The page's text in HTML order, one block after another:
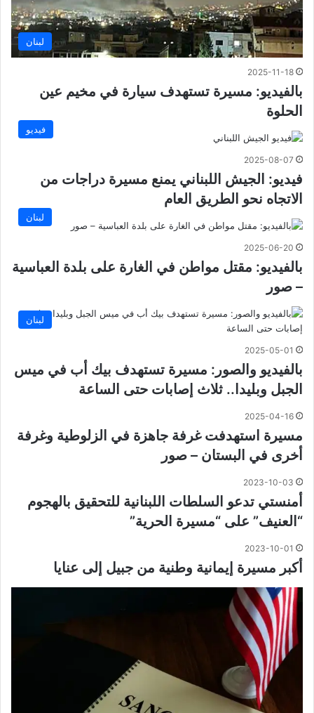
لبنان
2025-11-18
بالفيديو: مسيرة تستهدف سيارة في مخيم عين
الحلوة
فيديو
2025-08-07
فيديو: الجيش اللبناني يمنع مسيرة دراجات من
الاتجاه نحو الطريق العام
لبنان
2025-06-20
بالفيديو: مقتل مواطن في الغارة على بلدة العباسية
– صور
لبنان
2025-05-01
بالفيديو والصور: مسيرة تستهدف بيك أب في ميس
الجبل وبليدا.. ثلاث إصابات حتى الساعة
2025-04-16
مسيرة استهدفت غرفة جاهزة في الزلوطية وغرفة
أخرى في البستان – صور
2023-10-03
أمنستي تدعو السلطات اللبنانية للتحقيق بالهجوم
“العنيف” على “مسيرة الحرية”
2023-10-01
أكبر مسيرة إيمانية وطنية من جبيل إلى عنايا